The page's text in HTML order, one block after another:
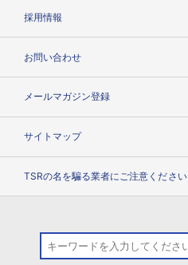
採用情報
お問い合わせ
メールマガジン登録
サイトマップ
TSRの名を騙る業者にご注意ください